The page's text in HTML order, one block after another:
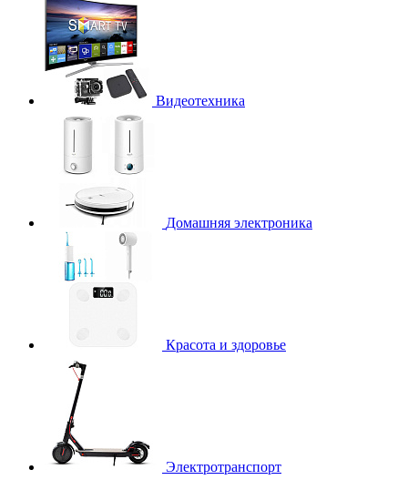
Видеотехника
Домашняя электроника
Красота и здоровье
Электротранспорт